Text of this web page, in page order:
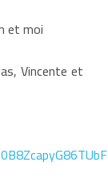
et moi
Vincente et